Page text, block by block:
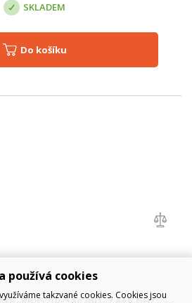
SKLADEM
Do košíku
používá cookies
takzvané cookies. Cookies jsou